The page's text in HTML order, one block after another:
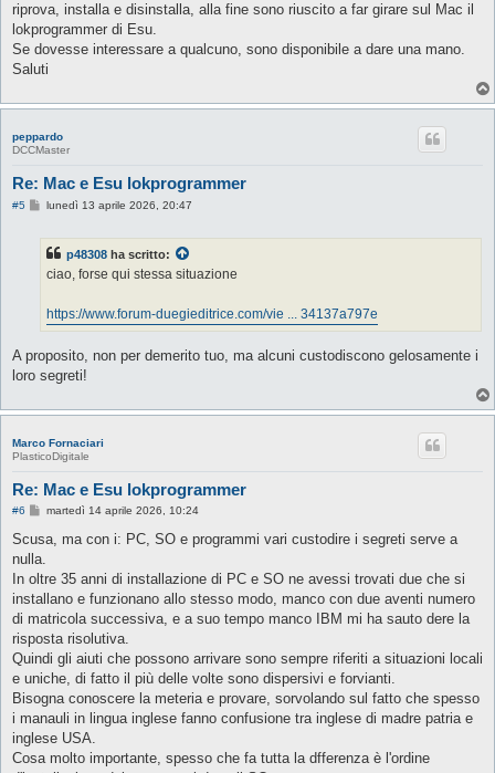
a
g
i
o
riprova, installa e disinstalla, alla fine sono riuscito a far girare sul Mac il
lokprogrammer di Esu.
Se dovesse interessare a qualcuno, sono disponibile a dare una mano.
Saluti
peppardo
DCCMaster
Re: Mac e Esu lokprogrammer
#5
M
a
g
o
lunedì 13 aprile 2026, 20:47
p48308 ha scritto:
ciao, forse qui stessa situazione
https://www.forum-duegieditrice.com/vie ... 34137a797e
A proposito, non per demerito tuo, ma alcuni custodiscono gelosamente i
loro segreti!
Marco Fornaciari
PlasticoDigitale
Re: Mac e Esu lokprogrammer
#6
M
s
a
g
i
o
martedì 14 aprile 2026, 10:24
Scusa, ma con i: PC, SO e programmi vari custodire i segreti serve a
nulla.
In oltre 35 anni di installazione di PC e SO ne avessi trovati due che si
installano e funzionano allo stesso modo, manco con due aventi numero
di matricola successiva, e a suo tempo manco IBM mi ha sauto dere la
risposta risolutiva.
Quindi gli aiuti che possono arrivare sono sempre riferiti a situazioni locali
e uniche, di fatto il più delle volte sono dispersivi e forvianti.
Bisogna conoscere la meteria e provare, sorvolando sul fatto che spesso
i manauli in lingua inglese fanno confusione tra inglese di madre patria e
inglese USA.
Cosa molto importante, spesso che fa tutta la dfferenza è l'ordine